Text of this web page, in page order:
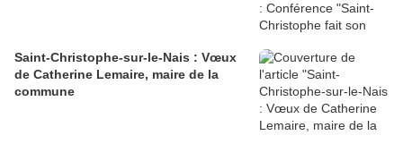
Saint-Christophe-sur-le-Nais : Vœux
de Catherine Lemaire, maire de la
commune